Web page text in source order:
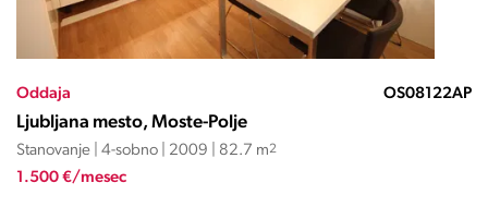
Oddaja OS08122AP
Ljubljana mesto, Moste-Polje
Stanovanje | 4-sobno | 2009 | 82.7 m2
1.500 €/mesec